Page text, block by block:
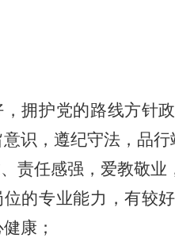
拥护党的路线方针
识，遵纪守法，品行
责任感强，爱教敬业
的专业能力，有较
康；